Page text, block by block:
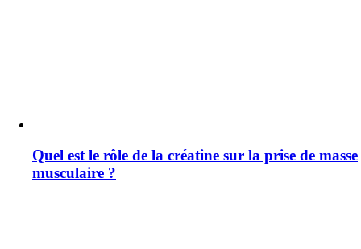
Quel est le rôle de la créatine sur la prise de masse
musculaire ?